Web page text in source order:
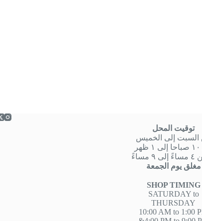
توقيت المحل
السبت إلى الخميس
مساءً
مغلق يوم الجمعة
SHOP TIMING
SATURDAY to
THURSDAY
10:00 AM to 1:00